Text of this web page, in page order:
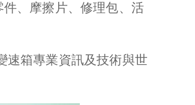
、摩擦片、修理包、活
速箱專業資訊及技術與世